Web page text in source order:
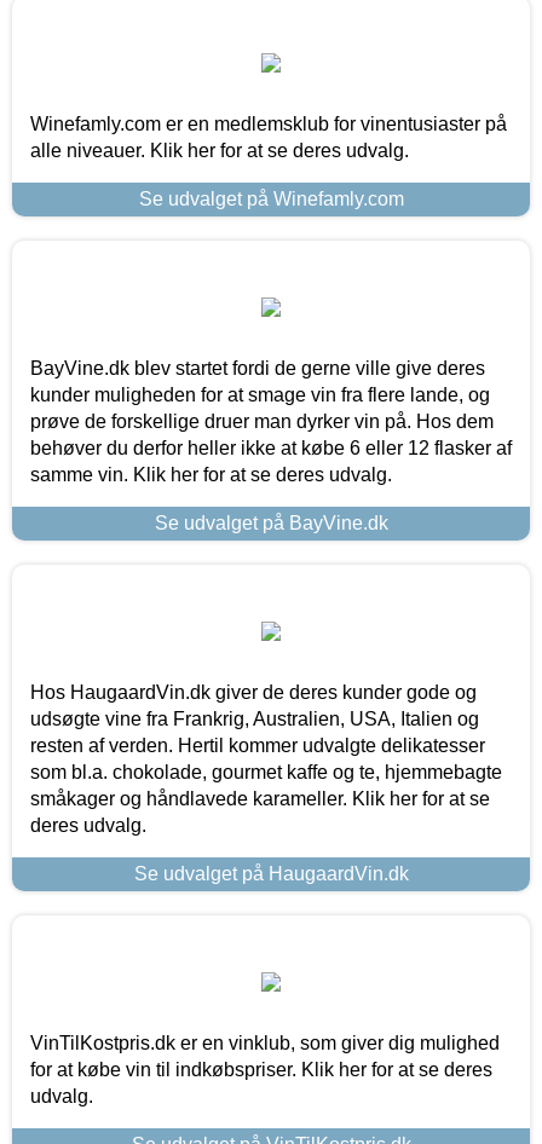
Winefamly.com er en medlemsklub for vinentusiaster på
alle niveauer. Klik her for at se deres udvalg.
Se udvalget på Winefamly.com
BayVine.dk blev startet fordi de gerne ville give deres
kunder muligheden for at smage vin fra flere lande, og
prøve de forskellige druer man dyrker vin på. Hos dem
behøver du derfor heller ikke at købe 6 eller 12 flasker af
samme vin. Klik her for at se deres udvalg.
Se udvalget på BayVine.dk
Hos HaugaardVin.dk giver de deres kunder gode og
udsøgte vine fra Frankrig, Australien, USA, Italien og
resten af verden. Hertil kommer udvalgte delikatesser
som bl.a. chokolade, gourmet kaffe og te, hjemmebagte
småkager og håndlavede karameller. Klik her for at se
deres udvalg.
Se udvalget på HaugaardVin.dk
VinTilKostpris.dk er en vinklub, som giver dig mulighed
for at købe vin til indkøbspriser. Klik her for at se deres
udvalg.